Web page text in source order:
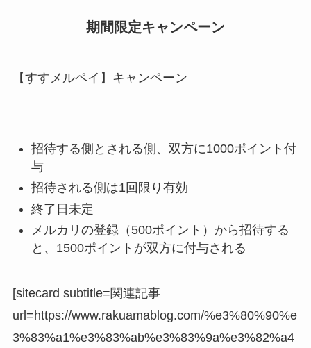
期間限定キャンペーン
【すすメルペイ】キャンペーン
招待する側とされる側、双方に1000ポイント付
与
招待される側は1回限り有効
終了日未定
メルカリの登録（500ポイント）から招待する
と、1500ポイントが双方に付与される
[sitecard subtitle=関連記事
url=https://www.rakuamablog.com/%e3%80%90%e
3%83%a1%e3%83%ab%e3%83%9a%e3%82%a4